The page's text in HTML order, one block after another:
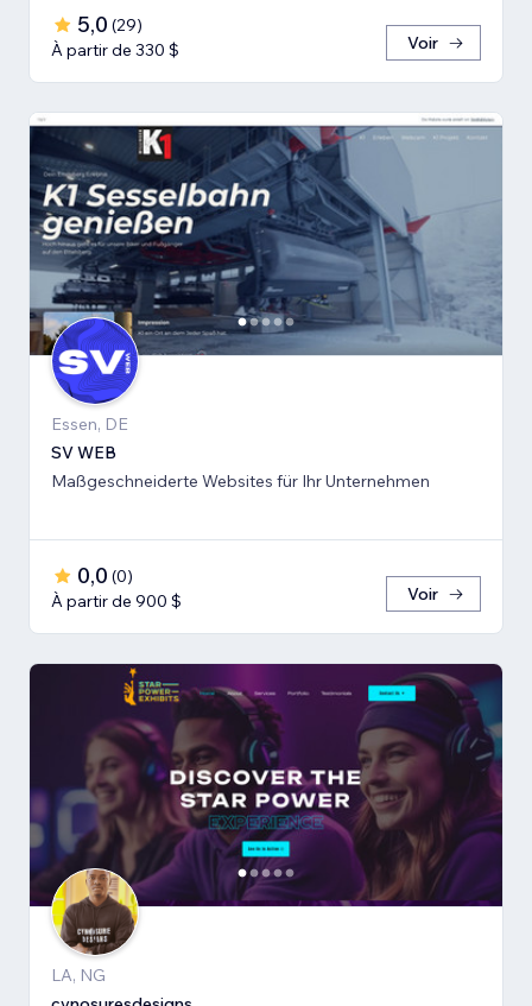
5,0 (29)
À partir de 330 $
Voir
Essen, DE
SV WEB
Maßgeschneiderte Websites für Ihr Unternehmen
0,0 (0)
À partir de 900 $
Voir
LA, NG